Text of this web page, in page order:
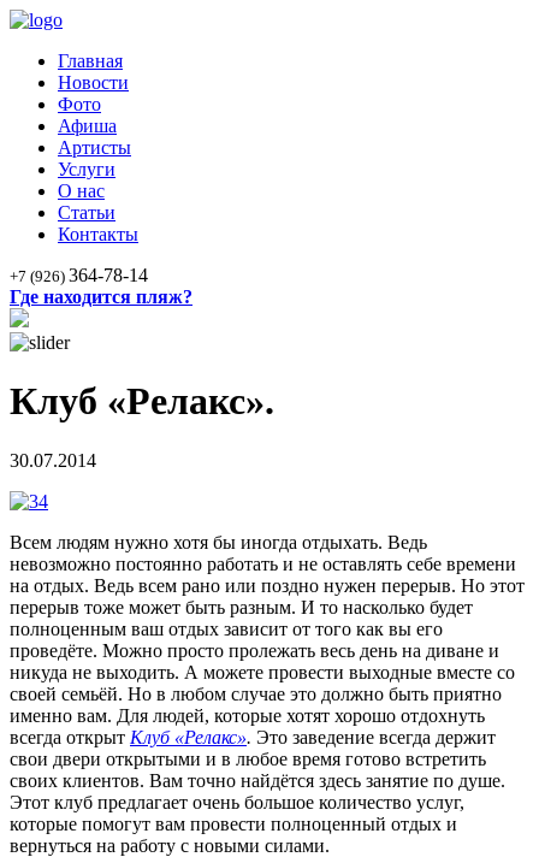
Главная
Новости
Фото
Афиша
Артисты
Услуги
О нас
Статьи
Контакты
+7 (926) 364-78-14
Где находится пляж?
Клуб «Релакс».
30.07.2014
Всем людям нужно хотя бы иногда отдыхать. Ведь
невозможно постоянно работать и не оставлять себе времени
на отдых. Ведь всем рано или поздно нужен перерыв. Но этот
перерыв тоже может быть разным. И то насколько будет
полноценным ваш отдых зависит от того как вы его
проведёте. Можно просто пролежать весь день на диване и
никуда не выходить. А можете провести выходные вместе со
своей семьёй. Но в любом случае это должно быть приятно
именно вам. Для людей, которые хотят хорошо отдохнуть
всегда открыт Клуб «Релакс». Это заведение всегда держит
свои двери открытыми и в любое время готово встретить
своих клиентов. Вам точно найдётся здесь занятие по душе.
Этот клуб предлагает очень большое количество услуг,
которые помогут вам провести полноценный отдых и
вернуться на работу с новыми силами.